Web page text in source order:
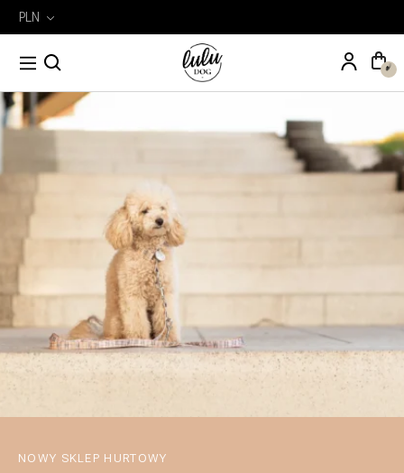
PLN
Wyszukiwarka
produktów
NOWY SKLEP HURTOWY